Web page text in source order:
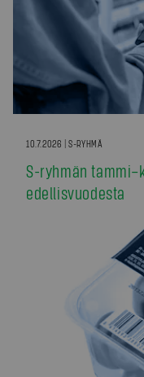
10.7.2026 | S-RYHMÄ
S-ryhmän
edellisvuodesta